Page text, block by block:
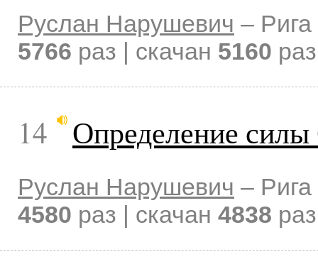
Руслан Нарушевич –
5766 раз | скачан 5160
14 Определение силы
Руслан Нарушевич –
4580 раз | скачан 4838